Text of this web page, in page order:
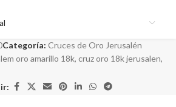
Categoría: Cruces de Oro Jerusalén
oro amarillo 18k, cruz oro 18k jerusalen,